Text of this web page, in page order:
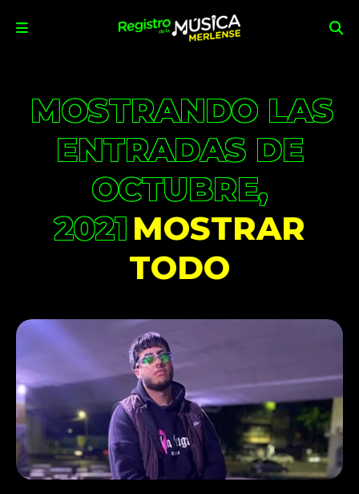
MOSTRANDO LAS
ENTRADAS DE
OCTUBRE,
2021 MOSTRAR
TODO